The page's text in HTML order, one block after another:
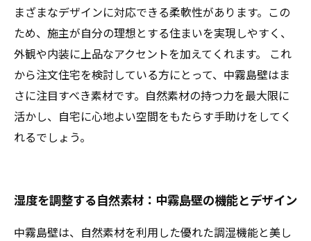
まざまなデザインに対応できる柔軟性があります。この
ため、施主が自分の理想とする住まいを実現しやすく、
外観や内装に上品なアクセントを加えてくれます。 これ
から注文住宅を検討している方にとって、中霧島壁はま
さに注目すべき素材です。自然素材の持つ力を最大限に
活かし、自宅に心地よい空間をもたらす手助けをしてく
れるでしょう。
湿度を調整する自然素材：中霧島壁の機能とデザイン
中霧島壁は、自然素材を利用した優れた調湿機能と美し